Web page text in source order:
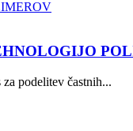
podelitev častnih...